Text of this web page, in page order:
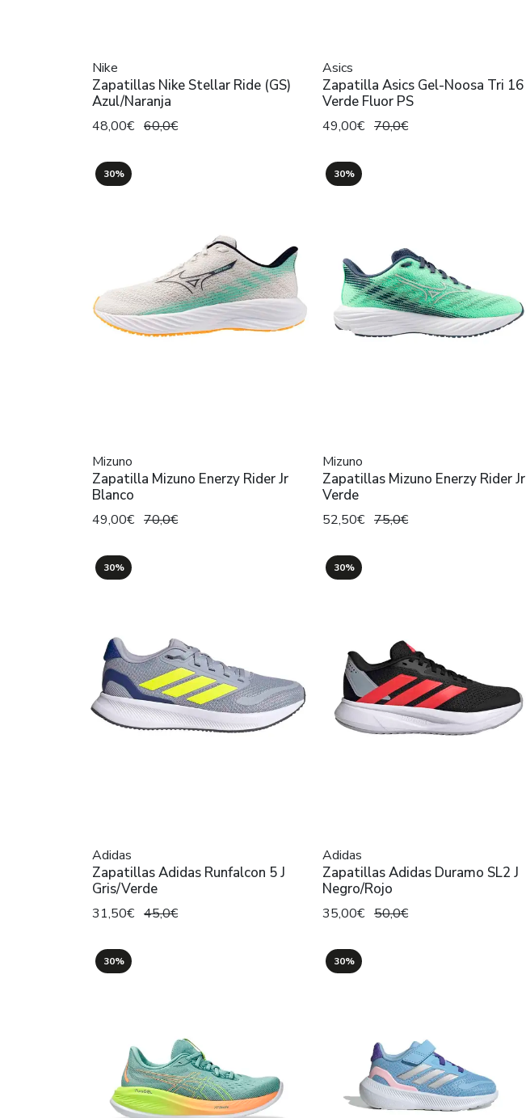
Nike
Zapatillas Nike Stellar Ride (GS)
Azul/Naranja
48,00€ 60,0€
Asics
Zapatilla Asics Gel-Noosa Tri 16
Verde Fluor PS
49,00€ 70,0€
30%
Mizuno
Zapatilla Mizuno Enerzy Rider Jr
Blanco
49,00€ 70,0€
30%
Mizuno
Zapatillas Mizuno Enerzy Rider Jr
Verde
52,50€ 75,0€
30%
Adidas
Zapatillas Adidas Runfalcon 5 J
Gris/Verde
31,50€ 45,0€
30%
Adidas
Zapatillas Adidas Duramo SL2 J
Negro/Rojo
35,00€ 50,0€
30% 30%